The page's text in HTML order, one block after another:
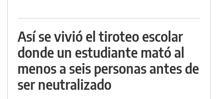
Así se vivió el tiroteo escolar
donde un estudiante mató al
menos a seis personas antes de
ser neutralizado